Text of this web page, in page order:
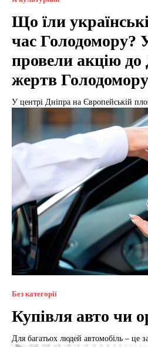
Що їли
час Голодомору?
провели акцію до
жертв Голодомору
У центрі Дніпра на Європейській
Без категорії
Купівля авто чи
Для багатьох людей автомобіль – це